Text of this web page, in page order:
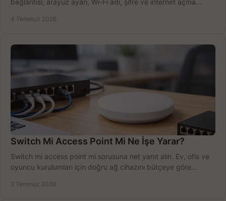
bağlantısı, arayüz ayarı, Wi-Fi adı, şifre ve internet açma
4 Temmuz 2026
Switch Mi Access Point Mi Ne İşe Yarar?
Switch mi access point mi sorusuna net yanıt alın. Ev, ofis ve
oyuncu kurulumları için doğru ağ cihazını bütçeye göre
2 Temmuz 2026